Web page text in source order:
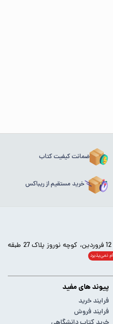
ضمانت کیفیت کتاب
خرید مستقیم از ریباکس
آدرس: تهران، میدان انقلاب، خیابان 12 فروردین، کوچه نوروز پلاک 27 طبقه
نمی‌پذیرد
پیوند های مفید
فرایند خرید
فرایند فروش